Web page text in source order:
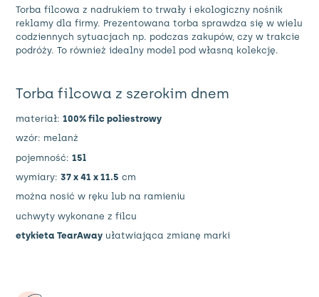
Torba filcowa z nadrukiem to trwały i ekologiczny nośnik
reklamy dla firmy. Prezentowana torba sprawdza się w wielu
codziennych sytuacjach np. podczas zakupów, czy w trakcie
podróży. To również idealny model pod własną kolekcję.
Torba filcowa z szerokim dnem
materiał:100% filc poliestrowy
wzór: melanż
pojemność:15l
wymiary:37 x 41 x 11.5 cm
można nosić w ręku lub na ramieniu
uchwyty wykonane z filcu
etykieta TearAway ułatwiająca zmianę marki